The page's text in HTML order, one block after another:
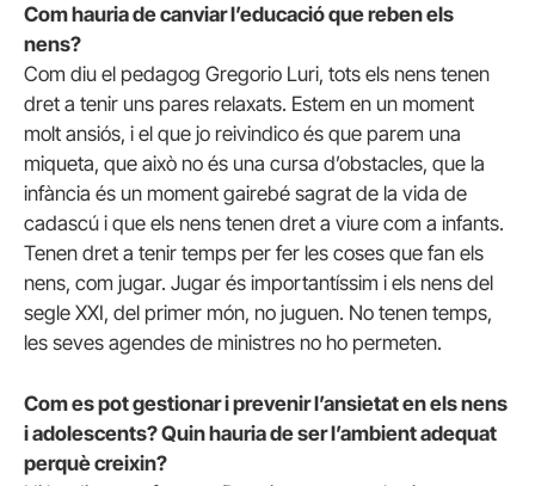
Com hauria de canviar l’educació que reben els
nens?
Com diu el pedagog Gregorio Luri, tots els nens tenen
dret a tenir uns pares relaxats. Estem en un moment
molt ansiós, i el que jo reivindico és que parem una
miqueta, que això no és una cursa d’obstacles, que la
infància és un moment gairebé sagrat de la vida de
cadascú i que els nens tenen dret a viure com a infants.
Tenen dret a tenir temps per fer les coses que fan els
nens, com jugar. Jugar és importantíssim i els nens del
segle XXI, del primer món, no juguen. No tenen temps,
les seves agendes de ministres no ho permeten.
Com es pot gestionar i prevenir l’ansietat en els nens
i adolescents? Quin hauria de ser l’ambient adequat
perquè creixin?